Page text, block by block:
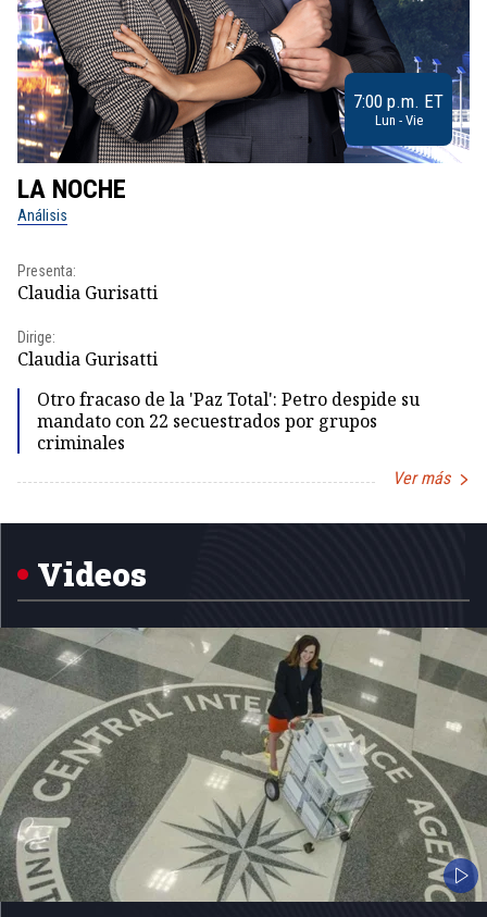
7:00 p.m. ET
Lun - Vie
LA NOCHE
Análisis
Presenta:
Claudia Gurisatti
Dirige:
Claudia Gurisatti
Otro fracaso de la 'Paz Total': Petro despide su
mandato con 22 secuestrados por grupos
criminales
Ver más
1
Videos